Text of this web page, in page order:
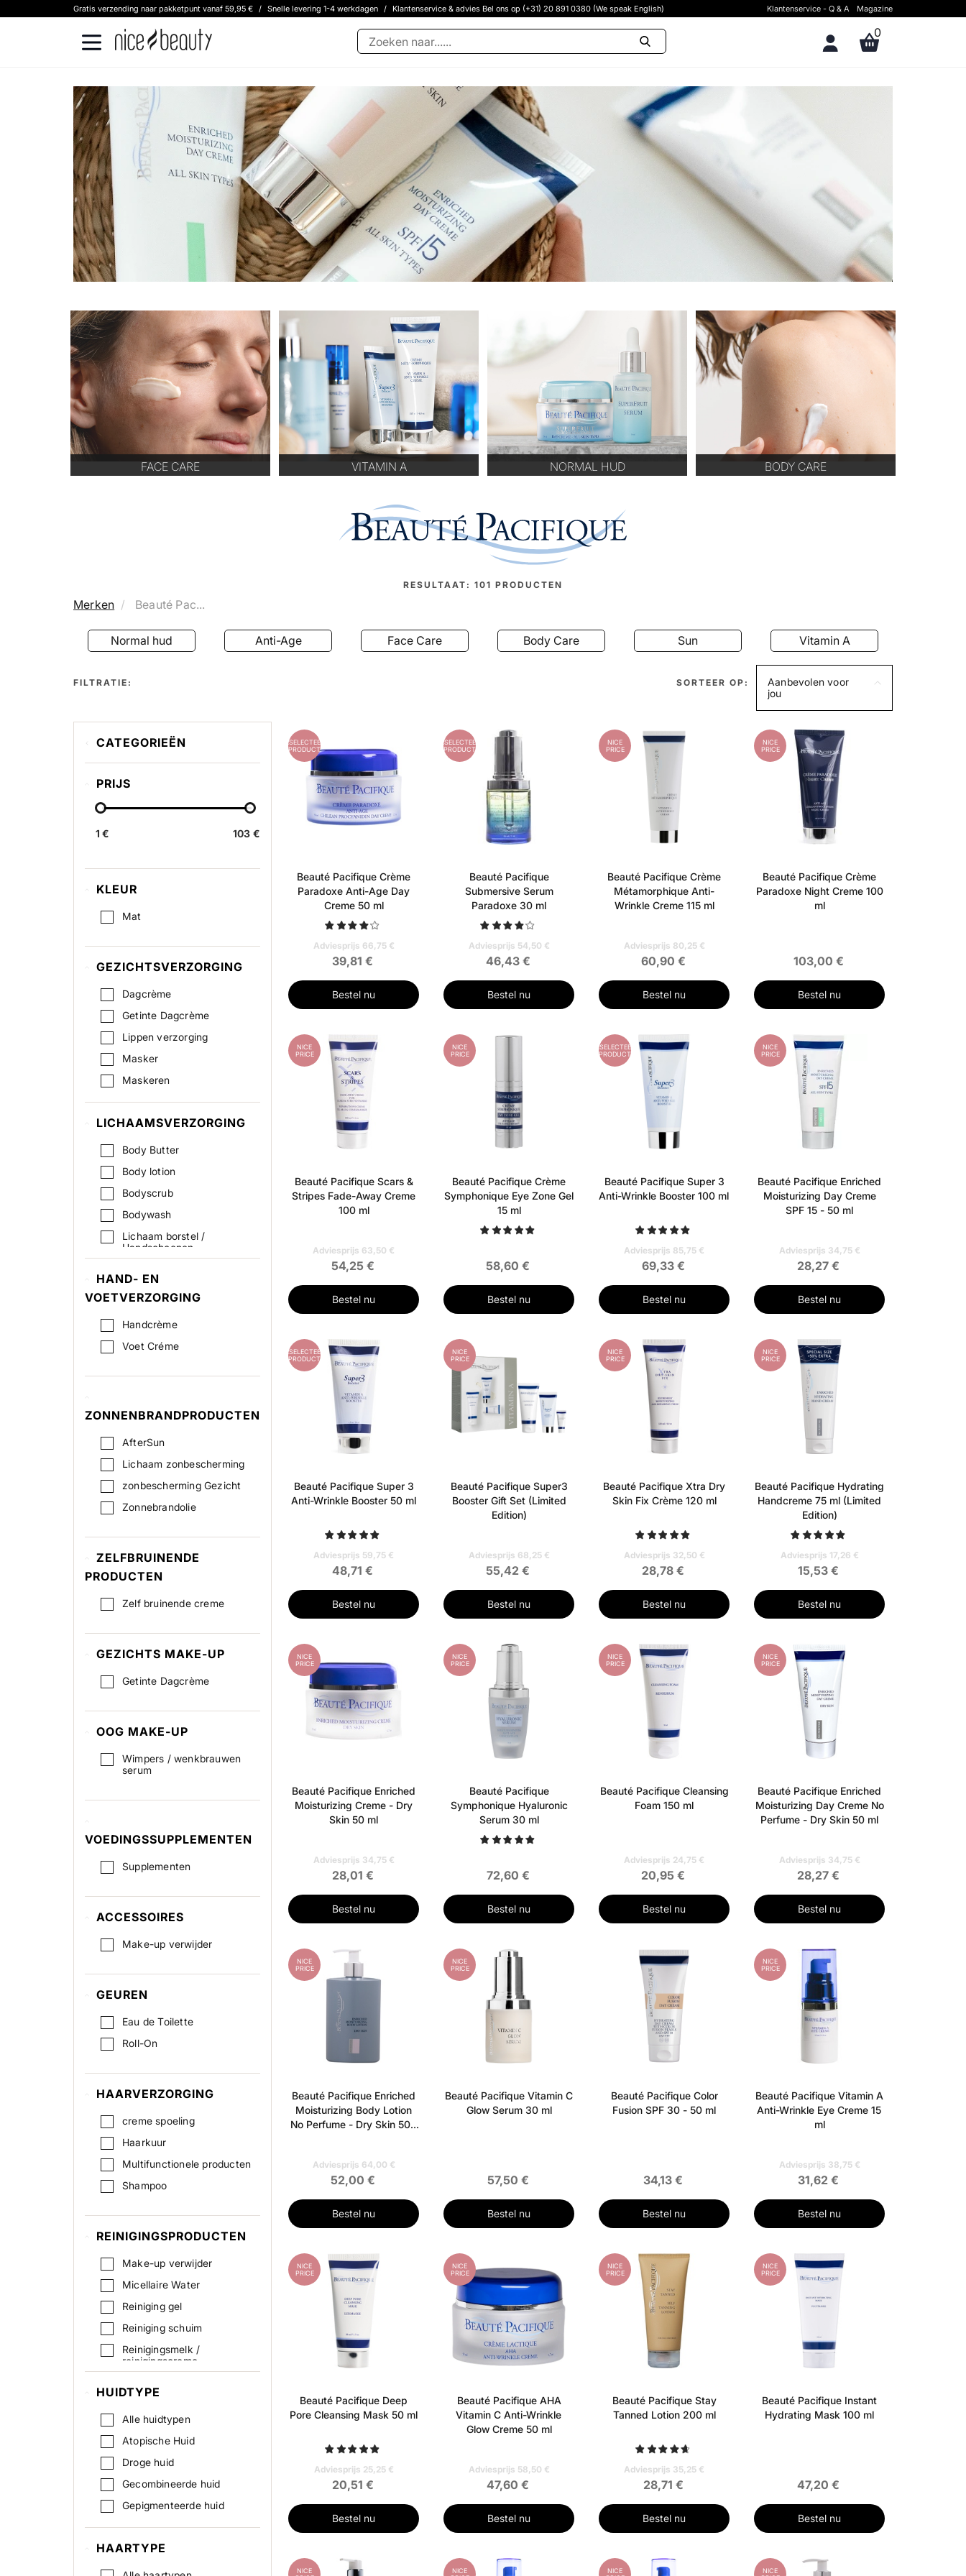
Gratis verzending naar pakketpunt vanaf 59,95 € / Snelle levering 1-4 werkdagen / Klantenservice & advies Bel ons op (+31) 20 891 0380 (We speak English) Klantenservice - Q & A Magazine
0
FACE CARE VITAMIN A NORMAL HUD BODY CARE
RESULTAAT: 101 PRODUCTEN
Merken Beauté Pac...
Normal hud Anti-Age Face Care Body Care Sun Vitamin A
FILTRATIE:
Aanbevolen voor
jou
SORTEER OP:
CATEGORIEËN
Normal hud
Anti-Age
Face Care
Body Care
Vitamin A
PRIJS
1 € 103 €
KLEUR
Mat
GEZICHTSVERZORGING
Dagcrème
Getinte Dagcrème
Lippen verzorging
Masker
Maskeren
Multifunctionele producten
Nachtcrème
Oog crème
oog gel
Oogmasker
Scrub / Peeling
Serum
LICHAAMSVERZORGING
Body Butter
Body lotion
Bodyscrub
Bodywash
Lichaam borstel /
Handschoenen
Lichaamsroller
HAND- EN
VOETVERZORGING
Handcrème
Voet Créme
ZONNENBRANDPRODUCTEN
AfterSun
Lichaam zonbescherming
zonbescherming Gezicht
Zonnebrandolie
ZELFBRUINENDE
PRODUCTEN
Zelf bruinende creme
GEZICHTS MAKE-UP
Getinte Dagcrème
OOG MAKE-UP
Wimpers / wenkbrauwen
serum
VOEDINGSSUPPLEMENTEN
Supplementen
ACCESSOIRES
Make-up verwijder
GEUREN
Eau de Toilette
Roll-On
HAARVERZORGING
creme spoeling
Haarkuur
Multifunctionele producten
Shampoo
REINIGINGSPRODUCTEN
Make-up verwijder
Micellaire Water
Reiniging gel
Reiniging schuim
Reinigingsmelk /
reinigingscreme
HUIDTYPE
Alle huidtypen
Atopische Huid
Droge huid
Gecombineerde huid
Gepigmenteerde huid
Gevoelige huid
Normaal
Onzuivere Huid
HAARTYPE
GESELECTEERD
PRODUCT
Beauté Pacifique Crème
Paradoxe Anti-Age Day
Creme 50 ml
Adviesprijs 66,75 €
39,81 €
Bestel nu
GESELECTEERD
PRODUCT
Beauté Pacifique
Submersive Serum
Paradoxe 30 ml
Adviesprijs 54,50 €
46,43 €
Bestel nu
NICE
PRICE
Beauté Pacifique Crème
Métamorphique Anti-
Wrinkle Creme 115 ml
Adviesprijs 80,25 €
60,90 €
Bestel nu
NICE
PRICE
Beauté Pacifique Crème
Paradoxe Night Creme 100
ml
103,00 €
Bestel nu
NICE
PRICE
Beauté Pacifique Scars &
Stripes Fade-Away Creme
100 ml
Adviesprijs 63,50 €
54,25 €
Bestel nu
NICE
PRICE
Beauté Pacifique Crème
Symphonique Eye Zone Gel
15 ml
58,60 €
Bestel nu
GESELECTEERD
PRODUCT
Beauté Pacifique Super 3
Anti-Wrinkle Booster 100 ml
Adviesprijs 85,75 €
69,33 €
Bestel nu
NICE
PRICE
Beauté Pacifique Enriched
Moisturizing Day Creme
SPF 15 - 50 ml
Adviesprijs 34,75 €
28,27 €
Bestel nu
GESELECTEERD
PRODUCT
Beauté Pacifique Super 3
Anti-Wrinkle Booster 50 ml
Adviesprijs 59,75 €
48,71 €
Bestel nu
NICE
PRICE
Beauté Pacifique Super3
Booster Gift Set (Limited
Edition)
Adviesprijs 68,25 €
55,42 €
Bestel nu
NICE
PRICE
Beauté Pacifique Xtra Dry
Skin Fix Crème 120 ml
Adviesprijs 32,50 €
28,78 €
Bestel nu
NICE
PRICE
Beauté Pacifique Hydrating
Handcreme 75 ml (Limited
Edition)
Adviesprijs 17,26 €
15,53 €
Bestel nu
NICE
PRICE
Beauté Pacifique Enriched
Moisturizing Creme - Dry
Skin 50 ml
Adviesprijs 34,75 €
28,01 €
Bestel nu
NICE
PRICE
Beauté Pacifique
Symphonique Hyaluronic
Serum 30 ml
72,60 €
Bestel nu
NICE
PRICE
Beauté Pacifique Cleansing
Foam 150 ml
Adviesprijs 24,75 €
20,95 €
Bestel nu
NICE
PRICE
Beauté Pacifique Enriched
Moisturizing Day Creme No
Perfume - Dry Skin 50 ml
Adviesprijs 34,75 €
28,27 €
Bestel nu
NICE
PRICE
Beauté Pacifique Enriched
Moisturizing Body Lotion
No Perfume - Dry Skin 500
Adviesprijs 64,00 €
52,00 €
Bestel nu
NICE
PRICE
Beauté Pacifique Vitamin C
Glow Serum 30 ml
57,50 €
Bestel nu
Beauté Pacifique Color
Fusion SPF 30 - 50 ml
34,13 €
Bestel nu
NICE
PRICE
Beauté Pacifique Vitamin A
Anti-Wrinkle Eye Creme 15
ml
Adviesprijs 38,75 €
31,62 €
Bestel nu
NICE
PRICE
Beauté Pacifique Deep
Pore Cleansing Mask 50 ml
Adviesprijs 25,25 €
20,51 €
Bestel nu
NICE
PRICE
Beauté Pacifique AHA
Vitamin C Anti-Wrinkle
Glow Creme 50 ml
Adviesprijs 58,50 €
47,60 €
Bestel nu
NICE
PRICE
Beauté Pacifique Stay
Tanned Lotion 200 ml
Adviesprijs 35,25 €
28,71 €
Bestel nu
NICE
PRICE
Beauté Pacifique Instant
Hydrating Mask 100 ml
47,20 €
Bestel nu
NICE
NICE
NICE
NICE